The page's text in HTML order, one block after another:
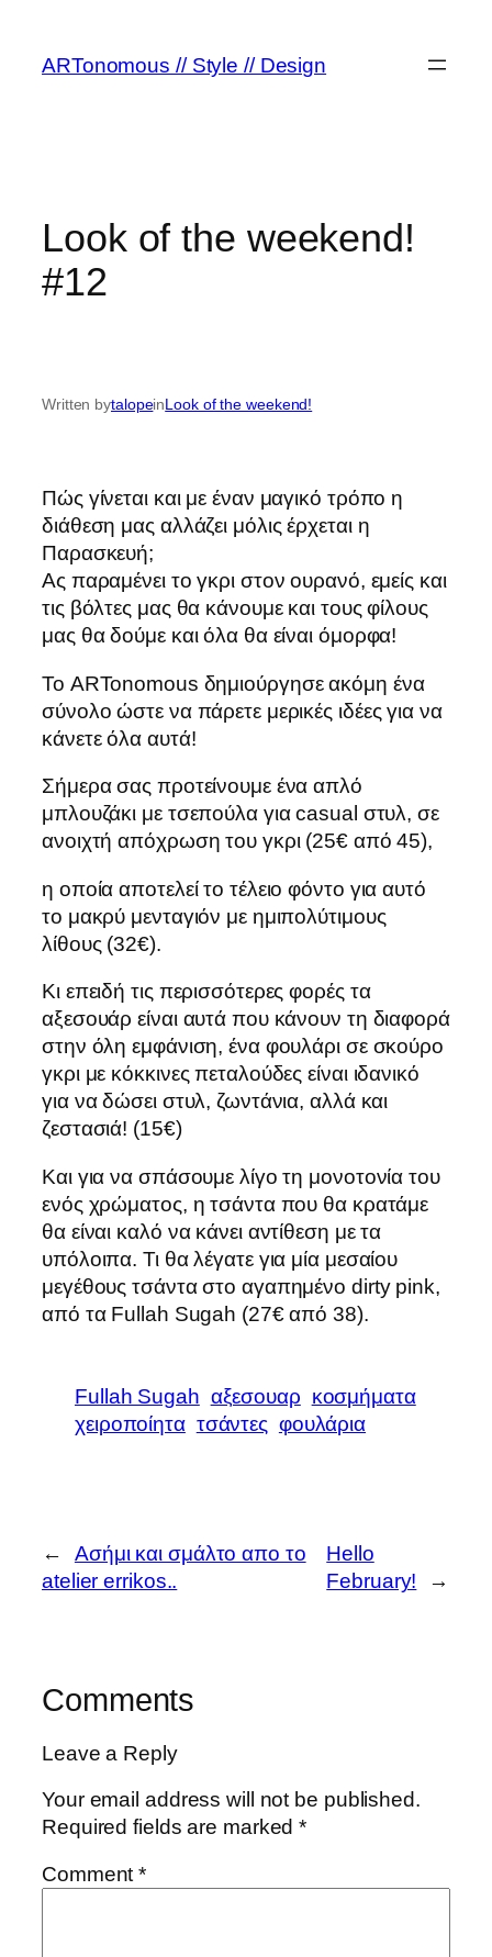
ARTonomous // Style // Design
Look of the weekend!
#12
Written bytalopeinLook of the weekend!
Πώς γίνεται και με έναν μαγικό τρόπο η
διάθεση μας αλλάζει μόλις έρχεται η
Παρασκευή;
Ας παραμένει το γκρι στον ουρανό, εμείς και
τις βόλτες μας θα κάνουμε και τους φίλους
μας θα δούμε και όλα θα είναι όμορφα!
Το ARTonomous δημιούργησε ακόμη ένα
σύνολο ώστε να πάρετε μερικές ιδέες για να
κάνετε όλα αυτά!
Σήμερα σας προτείνουμε ένα απλό
μπλουζάκι με τσεπούλα για casual στυλ, σε
ανοιχτή απόχρωση του γκρι (25€ από 45),
η οποία αποτελεί το τέλειο φόντο για αυτό
το μακρύ μενταγιόν με ημιπολύτιμους
λίθους (32€).
Κι επειδή τις περισσότερες φορές τα
αξεσουάρ είναι αυτά που κάνουν τη διαφορά
στην όλη εμφάνιση, ένα φουλάρι σε σκούρο
γκρι με κόκκινες πεταλούδες είναι ιδανικό
για να δώσει στυλ, ζωντάνια, αλλά και
ζεστασιά! (15€)
Και για να σπάσουμε λίγο τη μονοτονία του
ενός χρώματος, η τσάντα που θα κρατάμε
θα είναι καλό να κάνει αντίθεση με τα
υπόλοιπα. Τι θα λέγατε για μία μεσαίου
μεγέθους τσάντα στο αγαπημένο dirty pink,
από τα Fullah Sugah (27€ από 38).
Fullah Sugah αξεσουαρ κοσμήματα
χειροποίητα τσάντες φουλάρια
←
Aσήμι και σμάλτο απο το
atelier errikos..
Hello
February!
→
Comments
Leave a Reply
Your email address will not be published.
Required fields are marked*
Comment*